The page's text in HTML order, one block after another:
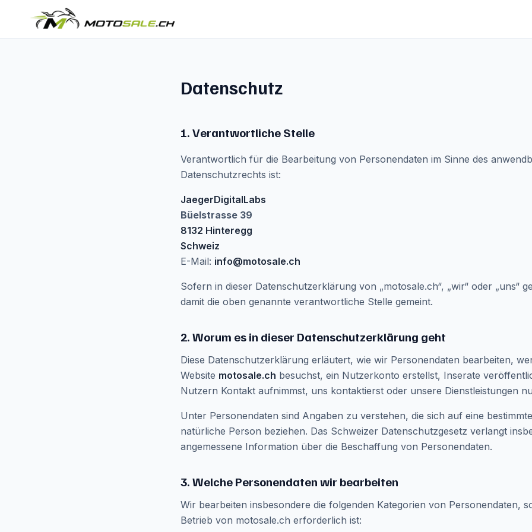
Datenschutz
1. Verantwortliche Stelle
Verantwortlich für die Bearbeitung von Personendaten im Sinne des
Datenschutzrechts ist:
JaegerDigitalLabs
Büelstrasse 39
8132 Hinteregg
Schweiz
E-Mail: info@motosale.ch
Sofern in dieser Datenschutzerklärung von „motosale.ch“, „wir“ oder „uns“
damit die oben genannte verantwortliche Stelle gemeint.
2. Worum es in dieser Datenschutzerklärung geht
Diese Datenschutzerklärung erläutert, wie wir Personendaten bearbeiten,
Website motosale.ch besuchst, ein Nutzerkonto erstellst, Inserate
Nutzern Kontakt aufnimmst, uns kontaktierst oder unsere Dienstleistungen
Unter Personendaten sind Angaben zu verstehen, die sich auf eine
natürliche Person beziehen. Das Schweizer Datenschutzgesetz verlangt
angemessene Information über die Beschaffung von Personendaten.
3. Welche Personendaten wir bearbeiten
Wir bearbeiten insbesondere die folgenden Kategorien von Personendaten,
Betrieb von motosale.ch erforderlich ist: